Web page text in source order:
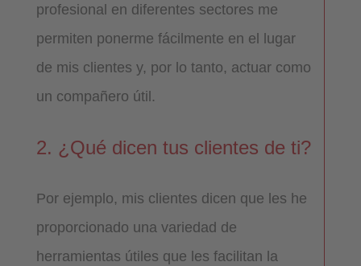
profesional en diferentes sectores me
permiten ponerme fácilmente en el lugar
de mis clientes y, por lo tanto, actuar como
un compañero útil.
2. ¿Qué dicen tus clientes de ti?
Por ejemplo, mis clientes dicen que les he
proporcionado una variedad de
herramientas útiles que les facilitan la